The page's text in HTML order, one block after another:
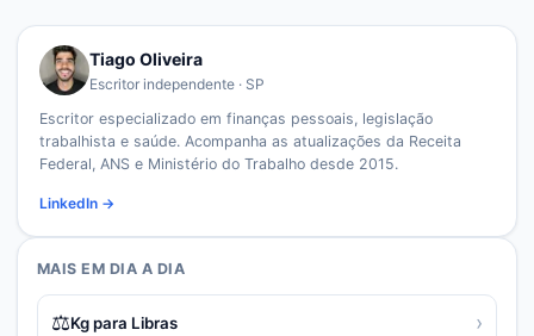
Tiago Oliveira
Escritor independente · SP
Escritor especializado em finanças pessoais, legislação
trabalhista e saúde. Acompanha as atualizações da Receita
Federal, ANS e Ministério do Trabalho desde 2015.
LinkedIn →
MAIS EM DIA A DIA
⚖️Kg para Libras ›